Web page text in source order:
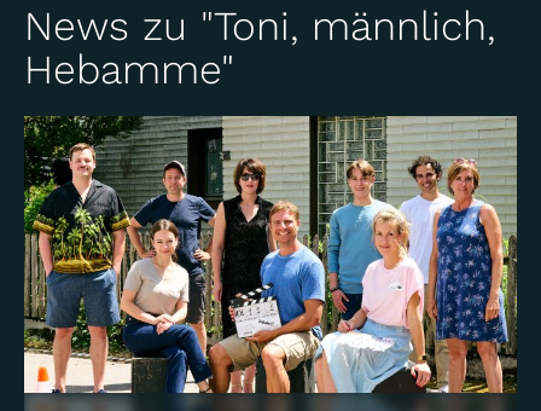
07 | Eine Klasse für sich
Drama
06 | Gestohlene Träume
DramaDas Erste
News zu "Toni, männlich,
Hebamme"